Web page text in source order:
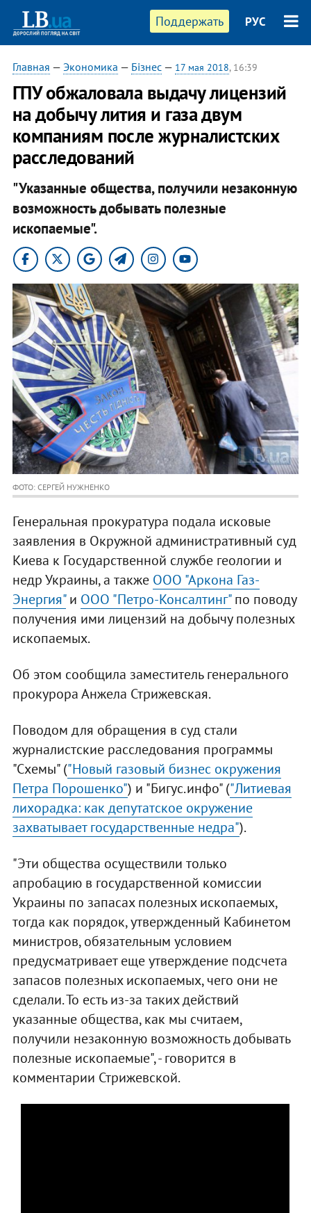
Поддержать РУС
Главная — Экономика — Бізнес— 17 мая 2018, 16:39
ГПУ обжаловала выдачу лицензий
на добычу лития и газа двум
компаниям после журналистских
расследований
"Указанные общества, получили незаконную
возможность добывать полезные
ископаемые".
ФОТО: СЕРГЕЙ НУЖНЕНКО
Генеральная прокуратура подала исковые
заявления в Окружной административный суд
Киева к Государственной службе геологии и
недр Украины, а также ООО "Аркона Газ-
Энергия"и ООО "Петро-Консалтинг"по поводу
получения ими лицензий на добычу полезных
ископаемых.
Об этом сообщила заместитель генерального
прокурора Анжела Стрижевская.
Поводом для обращения в суд стали
журналистские расследования программы
"Схемы" ("Новый газовый бизнес окружения
Петра Порошенко") и "Бигус.инфо" ("Литиевая
лихорадка: как депутатское окружение
захватывает государственные недра").
"Эти общества осуществили только
апробацию в государственной комиссии
Украины по запасах полезных ископаемых,
тогда как порядок, утвержденный Кабинетом
министров, обязательным условием
предусматривает еще утверждение подсчета
запасов полезных ископаемых, чего они не
сделали. То есть из-за таких действий
указанные общества, как мы считаем,
получили незаконную возможность добывать
полезные ископаемые", - говорится в
комментарии Стрижевской.